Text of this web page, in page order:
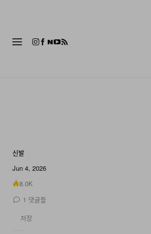
신발
Jun 4, 2026
8.0K
1 댓글들
저장